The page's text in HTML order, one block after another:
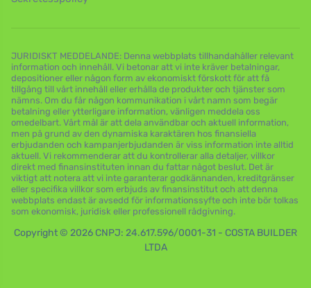
JURIDISKT MEDDELANDE: Denna webbplats tillhandahåller relevant
information och innehåll. Vi betonar att vi inte kräver betalningar,
depositioner eller någon form av ekonomiskt förskott för att få
tillgång till vårt innehåll eller erhålla de produkter och tjänster som
nämns. Om du får någon kommunikation i vårt namn som begär
betalning eller ytterligare information, vänligen meddela oss
omedelbart. Vårt mål är att dela användbar och aktuell information,
men på grund av den dynamiska karaktären hos finansiella
erbjudanden och kampanjerbjudanden är viss information inte alltid
aktuell. Vi rekommenderar att du kontrollerar alla detaljer, villkor
direkt med finansinstituten innan du fattar något beslut. Det är
viktigt att notera att vi inte garanterar godkännanden, kreditgränser
eller specifika villkor som erbjuds av finansinstitut och att denna
webbplats endast är avsedd för informationssyfte och inte bör tolkas
som ekonomisk, juridisk eller professionell rådgivning.
Copyright © 2026 CNPJ: 24.617.596/0001-31 - COSTA BUILDER
LTDA